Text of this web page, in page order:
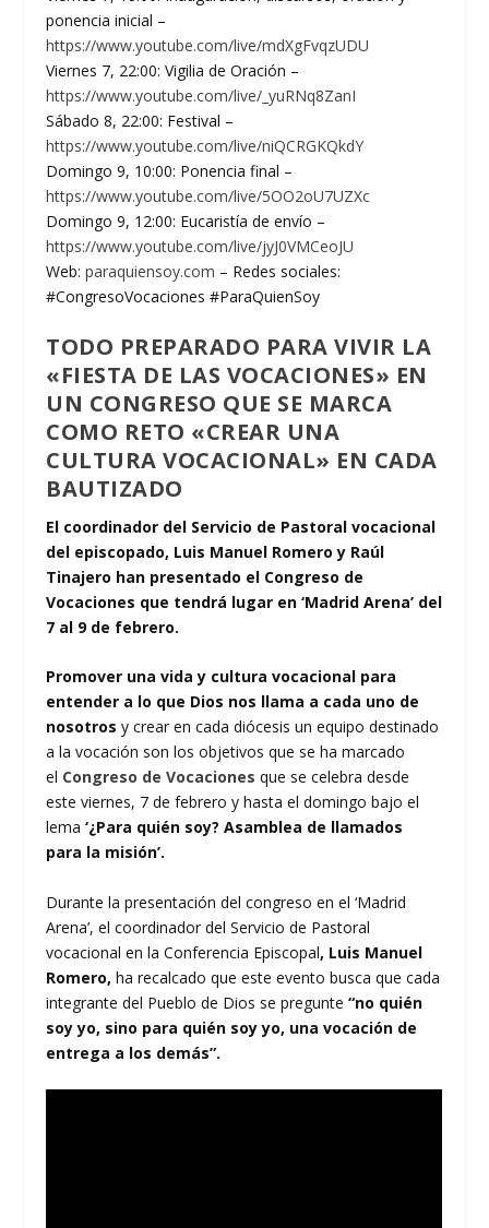
ponencia inicial –
https://www.youtube.com/live/mdXgFvqzUDU
Viernes 7, 22:00: Vigilia de Oración –
https://www.youtube.com/live/_yuRNq8ZanI
Sábado 8, 22:00: Festival –
https://www.youtube.com/live/niQCRGKQkdY
Domingo 9, 10:00: Ponencia final –
https://www.youtube.com/live/5OO2oU7UZXc
Domingo 9, 12:00: Eucaristía de envío –
https://www.youtube.com/live/jyJ0VMCeoJU
Web:paraquiensoy.com – Redes sociales:
#CongresoVocaciones #ParaQuienSoy
TODO PREPARADO PARA VIVIR LA
«FIESTA DE LAS VOCACIONES» EN
UN CONGRESO QUE SE MARCA
COMO RETO «CREAR UNA
CULTURA VOCACIONAL» EN CADA
BAUTIZADO
El coordinador del Servicio de Pastoral vocacional
del episcopado, Luis Manuel Romero y Raúl
Tinajero han presentado el Congreso de
Vocaciones que tendrá lugar en ‘Madrid Arena’ del
7 al 9 de febrero.
Promover una vida y cultura vocacional para
entender a lo que Dios nos llama a cada uno de
nosotrosy crear en cada diócesis un equipo destinado
a la vocación son los objetivos que se ha marcado
el Congreso de Vocaciones que se celebra desde
este viernes, 7 de febrero y hasta el domingo bajo el
lema‘¿Para quién soy? Asamblea de llamados
para la misión’.
Durante la presentación del congreso en el ‘Madrid
Arena’, el coordinador del Servicio de Pastoral
vocacional en la Conferencia Episcopal, Luis Manuel
Romero, ha recalcado que este evento busca que cada
integrante del Pueblo de Dios se pregunte“no quién
soy yo, sino para quién soy yo, una vocación de
entrega a los demás”.